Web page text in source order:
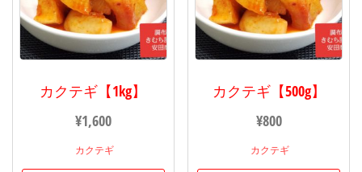
カクテギ【1kg】
¥1,600
カクテギ
カクテギ【500g】
¥800
カクテギ